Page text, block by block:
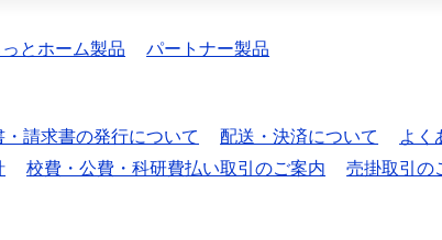
とホーム製品 パートナー製品
・請求書の発行について 配送・決済について
よく
校費・公費・科研費払い取引のご案内 売掛取引の